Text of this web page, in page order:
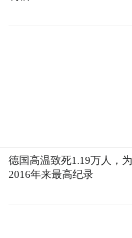
德国高温致死1.19万人，为
2016年来最高纪录